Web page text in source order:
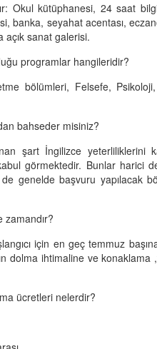
Okul kütüphanesi, 24 saat
banka, seyahat acentası,
sanat galerisi.
programlar hangileridir?
bölümleri, Felsefe,
bahseder misiniz?
şart İngilizce yeterliliklerini
görmektedir. Bunlar harici
genelde başvuru yapılacak
için en geç temmuz
dolma ihtimaline ve
ücretleri nelerdir?